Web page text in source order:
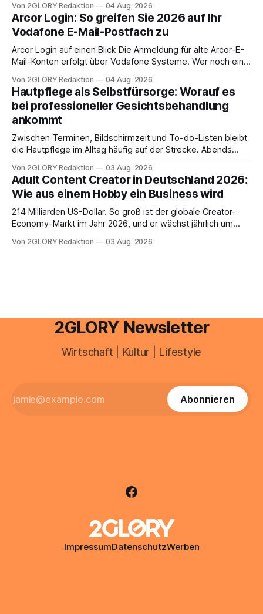
abwesenheiten und die gesamte kommunikation rund um
Ihr personal digital zu organisieren. In diesem Leitfaden
erfahren Sie alles, was Sie für einen reibungslosen Einstieg
brauchen, von der Registrierung
Von 2GLORY Redaktion 04 Aug. 2026
Arcor Login: So greifen Sie 2026 auf Ihr
Vodafone E-Mail-Postfach zu
Arcor Login auf einen Blick Die Anmeldung für alte Arcor-E-
Mail-Konten erfolgt über Vodafone Systeme. Wer noch eine
besitzt, loggt sich heute über das Vodafone E-Mail & Cloud
Portal ein. Der klassische Arcor Login über mail.
Von 2GLORY Redaktion 04 Aug. 2026
Hautpflege als Selbstfürsorge: Worauf es
bei professioneller Gesichtsbehandlung
ankommt
Zwischen Terminen, Bildschirmzeit und To-do-Listen bleibt
die Hautpflege im Alltag häufig auf der Strecke. Abends
Drogerie – mehr ist zeitlich oft nicht drin. Dabei reagiert die
Haut empfindlich auf Stress, Schlafmangel und
Umwelteinflüsse: Sie wirkt müde, spannt oder neigt zu
Unreinheiten. Professionelle
Von 2GLORY Redaktion 03 Aug. 2026
Adult Content Creator in Deutschland 2026:
Wie aus einem Hobby ein Business wird
214 Milliarden US-Dollar. So groß ist der globale Creator-
Economy-Markt im Jahr 2026, und er wächst jährlich um
ist längst ein ernstzunehmender Wirtschaftszweig. Weltweit
Von 2GLORY Redaktion 03 Aug. 2026
2GLORY Newsletter
Wirtschaft | Kultur | Lifestyle
Abonnieren
ImpressumDatenschutzWerben